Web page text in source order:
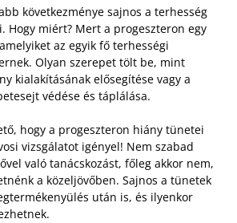
következménye sajnos a terhesség
Hogy miért? Mert a progeszteron egy
az egyik fő terhességi
Olyan szerepet tölt be, mint
kialakításának elősegítése vagy a
védése és táplálása.
hogy a progeszteron hiány tünetei
vizsgálatot igényel! Nem szabad
való tanácskozást, főleg akkor nem,
a közeljövőben. Sajnos a tünetek
után is, és ilyenkor